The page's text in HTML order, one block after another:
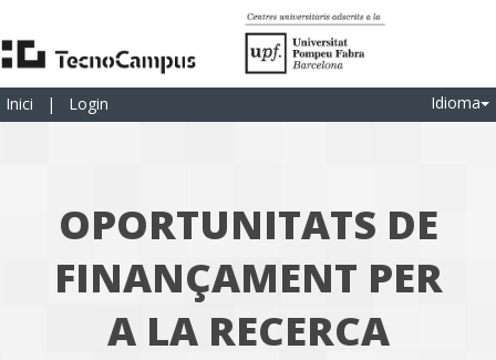
Inici | Login Idioma
OPORTUNITATS DE
FINANÇAMENT PER
A LA RECERCA